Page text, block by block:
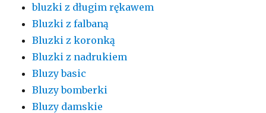
bluzki z długim rękawem
Bluzki z falbaną
Bluzki z koronką
Bluzki z nadrukiem
Bluzy basic
Bluzy bomberki
Bluzy damskie